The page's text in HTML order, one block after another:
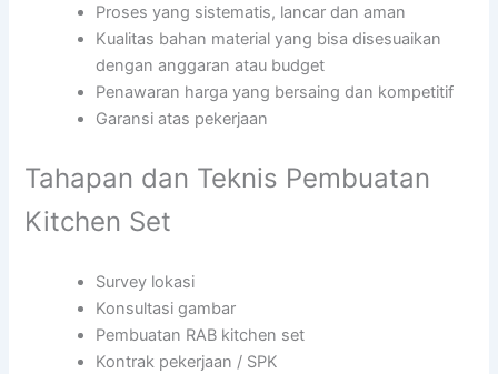
Proses yang sistematis, lancar dan aman
Kualitas bahan material yang bisa disesuaikan
dengan anggaran atau budget
Penawaran harga yang bersaing dan kompetitif
Garansi atas pekerjaan
Tahapan dan Teknis Pembuatan
Kitchen Set
Survey lokasi
Konsultasi gambar
Pembuatan RAB kitchen set
Kontrak pekerjaan / SPK